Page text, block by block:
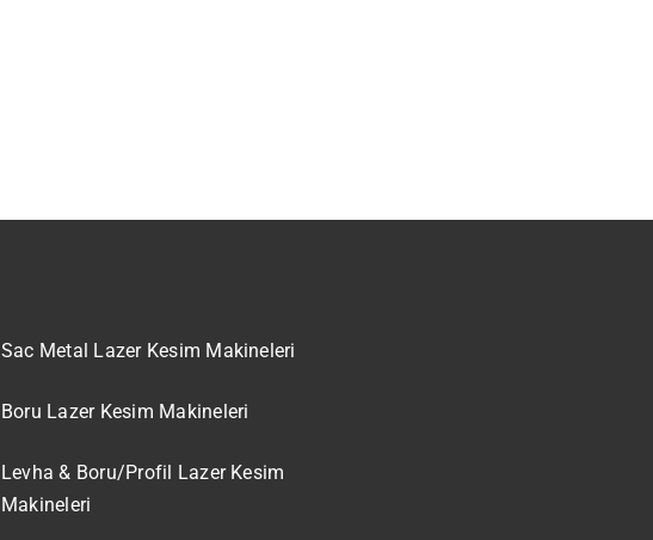
Sac Metal Lazer Kesim Makineleri
Boru Lazer Kesim Makineleri
Levha & Boru/Profil Lazer Kesim
Makineleri